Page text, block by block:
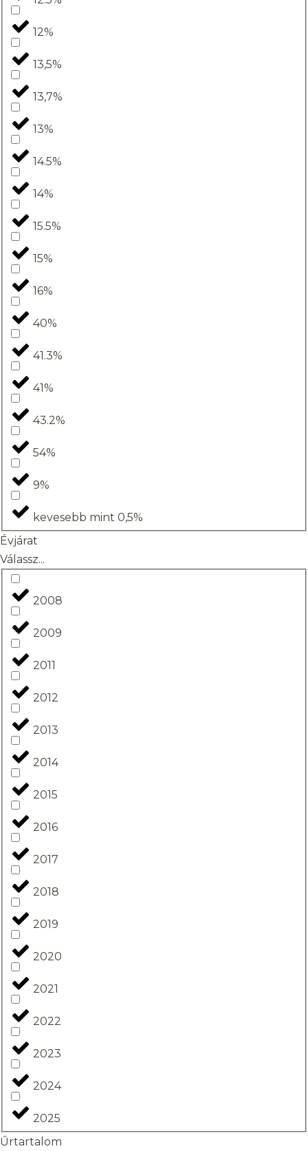
12%
13,5%
13,7%
13%
14.5%
14%
15.5%
15%
16%
40%
41.3%
41%
43.2%
54%
9%
kevesebb mint 0,5%
Évjárat
Válassz...
2008
2009
2011
2012
2013
2014
2015
2016
2017
2018
2019
2020
2021
2022
2023
2024
2025
Űrtartalom